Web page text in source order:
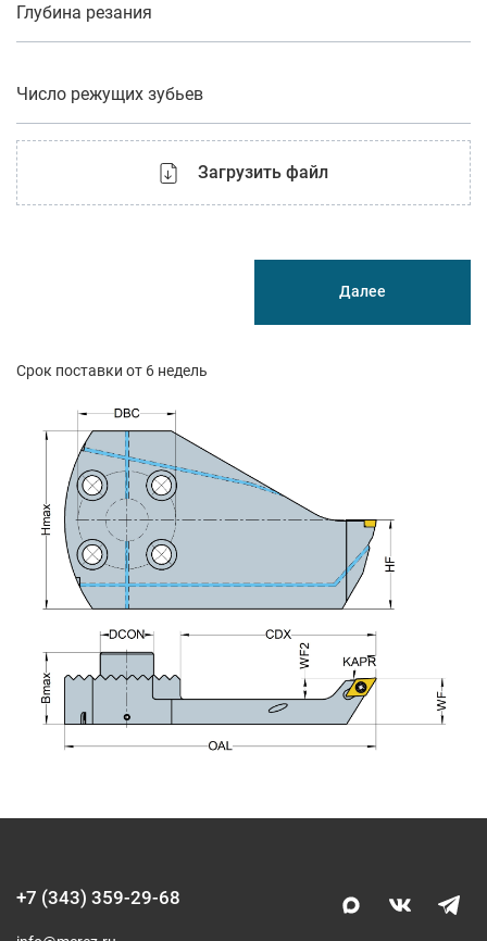
Срок поставки от 6 недель
Глубина резания
Число режущих зубьев
Загрузить файл
Далее
+7 (343) 359-29-68